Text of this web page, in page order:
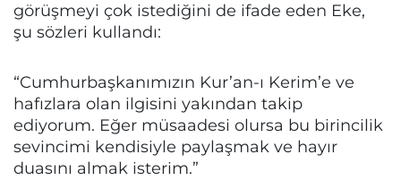
görüşmeyi çok istediğini de ifade eden Eke,
şu sözleri kullandı:
“Cumhurbaşkanımızın Kur’an-ı Kerim’e ve
hafızlara olan ilgisini yakından takip
ediyorum. Eğer müsaadesi olursa bu birincilik
sevincimi kendisiyle paylaşmak ve hayır
duasını almak isterim.”